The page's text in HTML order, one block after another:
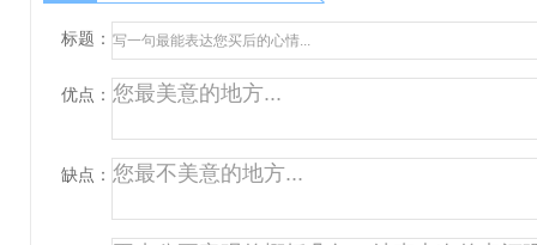
标题：
优点：
缺点：